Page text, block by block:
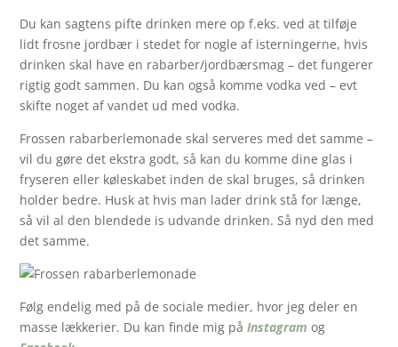
Du kan sagtens pifte drinken mere op f.eks. ved at tilføje
lidt frosne jordbær i stedet for nogle af isterningerne, hvis
drinken skal have en rabarber/jordbærsmag – det fungerer
rigtig godt sammen. Du kan også komme vodka ved – evt
skifte noget af vandet ud med vodka.
Frossen rabarberlemonade skal serveres med det samme –
vil du gøre det ekstra godt, så kan du komme dine glas i
fryseren eller køleskabet inden de skal bruges, så drinken
holder bedre. Husk at hvis man lader drink stå for længe,
så vil al den blendede is udvande drinken. Så nyd den med
det samme.
Følg endelig med på de sociale medier, hvor jeg deler en
masse lækkerier. Du kan finde mig påInstagram og